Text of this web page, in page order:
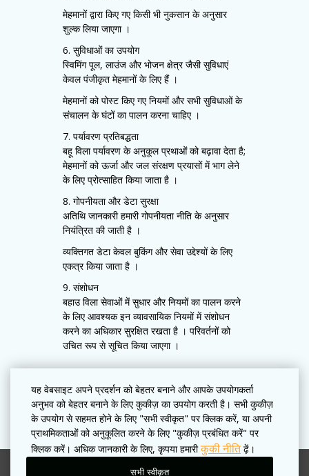
यह वेबसाइट अपने प्रदर्शन को बेहतर बनाने और आपके उपयोगकर्ता
अनुभव को बेहतर बनाने के लिए कुकीज़ का उपयोग करती है। सभी कुकीज़
के उपयोग से सहमत होने के लिए "सभी स्वीकृत" पर क्लिक करें, या अपनी
प्राथमिकताओं को अनुकूलित करने के लिए "कुकीज़ प्रबंधित करें" पर
क्लिक करें। अधिक जानकारी के लिए, कृपया हमारीकुकी नीतिढ़ें।
सभी स्वीकृत
मेहमानों द्वारा किए गए किसी भी नुकसान के अनुसार
शुल्क लिया जाएगा ।
6. सुविधाओं का उपयोग
स्विमिंग पूल, लाउंज और भोजन क्षेत्र जैसी सुविधाएं
केवल पंजीकृत मेहमानों के लिए हैं ।
मेहमानों को पोस्ट किए गए नियमों और सभी सुविधाओं के
संचालन के घंटों का पालन करना चाहिए ।
7. पर्यावरण प्रतिबद्धता
बहू विला पर्यावरण के अनुकूल प्रथाओं को बढ़ावा देता है;
मेहमानों को ऊर्जा और जल संरक्षण प्रयासों में भाग लेने
के लिए प्रोत्साहित किया जाता है ।
8. गोपनीयता और डेटा सुरक्षा
अतिथि जानकारी हमारी गोपनीयता नीति के अनुसार
नियंत्रित की जाती है ।
व्यक्तिगत डेटा केवल बुकिंग और सेवा उद्देश्यों के लिए
एकत्र किया जाता है ।
9. संशोधन
बहाउ विला सेवाओं में सुधार और नियमों का पालन करने
के लिए आवश्यक इन व्यावसायिक नियमों में संशोधन
करने का अधिकार सुरक्षित रखता है । परिवर्तनों को
उचित रूप से सूचित किया जाएगा ।